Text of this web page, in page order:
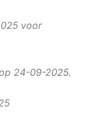
voor
24-09-2025.